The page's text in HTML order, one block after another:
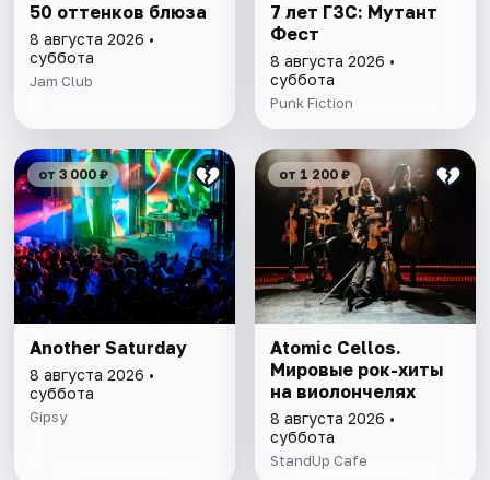
50 оттенков блюза
8 августа 2026 •
суббота
Jam Club
7 лет ГЗС: Мутант
Фест
8 августа 2026 •
суббота
Punk Fiction
от 3 000 ₽
Another Saturday
8 августа 2026 •
суббота
Gipsy
от 1 200 ₽
Atomic Cellos.
Мировые рок-хиты
на виолончелях
8 августа 2026 •
суббота
StandUp Cafe